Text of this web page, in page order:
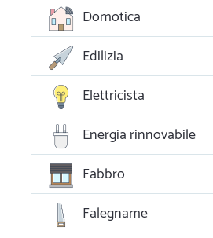
Domotica
Edilizia
Elettricista
Energia rinnovabile
Fabbro
Falegname